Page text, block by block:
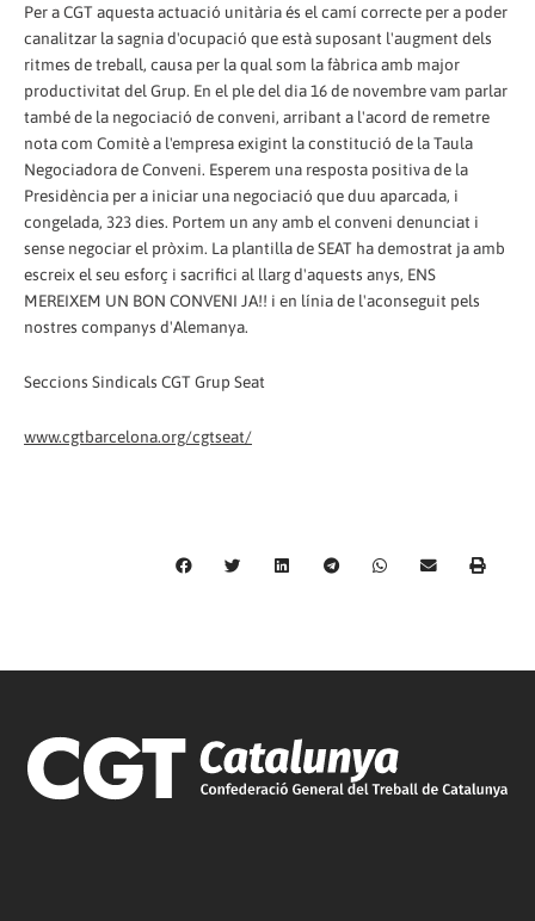
Per a CGT aquesta actuació unitària és el camí correcte per a poder
canalitzar la sagnia d'ocupació que està suposant l'augment dels
ritmes de treball, causa per la qual som la fàbrica amb major
productivitat del Grup. En el ple del dia 16 de novembre vam parlar
també de la negociació de conveni, arribant a l'acord de remetre
nota com Comitè a l'empresa exigint la constitució de la Taula
Negociadora de Conveni. Esperem una resposta positiva de la
Presidència per a iniciar una negociació que duu aparcada, i
congelada, 323 dies. Portem un any amb el conveni denunciat i
sense negociar el pròxim. La plantilla de SEAT ha demostrat ja amb
escreix el seu esforç i sacrifici al llarg d'aquests anys, ENS
MEREIXEM UN BON CONVENI JA!! i en línia de l'aconseguit pels
nostres companys d'Alemanya.
Seccions Sindicals CGT Grup Seat
www.cgtbarcelona.org/cgtseat/